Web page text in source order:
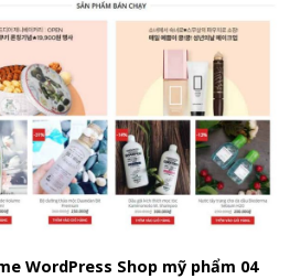
WordPress Shop mỹ phẩm 04